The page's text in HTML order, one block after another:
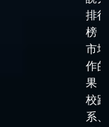
排行
榜
市
作
果
校跟
系